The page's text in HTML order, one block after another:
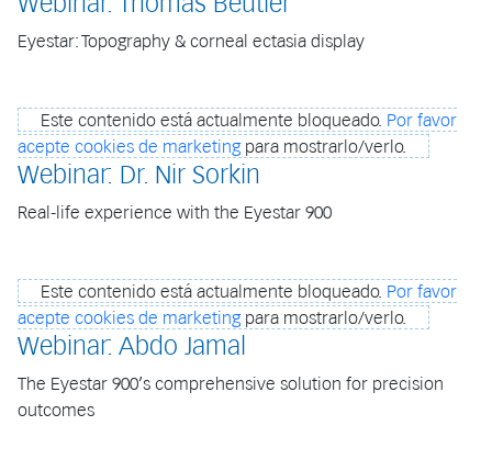
Eyestar: Topography & corneal ectasia display
Este contenido está actualmente bloqueado. Por favor
acepte cookies de marketingpara mostrarlo/verlo.
Webinar: Dr. Nir Sorkin
Real-life experience with the Eyestar 900
Este contenido está actualmente bloqueado. Por favor
acepte cookies de marketingpara mostrarlo/verlo.
Webinar: Abdo Jamal
The Eyestar 900’s comprehensive solution for precision
outcomes